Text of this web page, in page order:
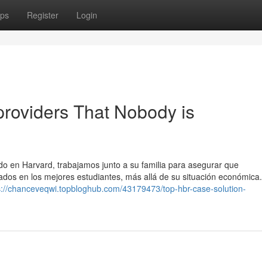
Register Login
That Nobody is
en Harvard, trabajamos junto a su familia para asegurar que
en los mejores estudiantes, más allá de su situación económica.
chanceveqwi.topbloghub.com/43179473/top-hbr-case-solution-